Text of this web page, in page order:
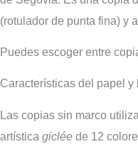
(rotulador de punta fina) y
Puedes escoger entre
Características del papel
Las copias sin marco
artística giclée de 12